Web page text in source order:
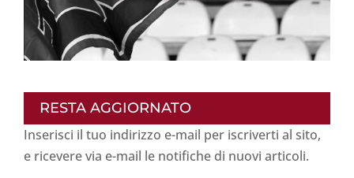
RESTA AGGIORNATO
Inserisci il tuo indirizzo e-mail per iscriverti al sito,
e ricevere via e-mail le notifiche di nuovi articoli.